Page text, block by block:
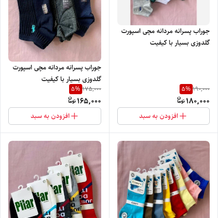
جوراب پسرانه مردانه مچی اسپورت
گلدوزی بسیار با کیفیت
190,000
5%
180,000
افزودن به سبد
جوراب پسرانه مردانه مچی اسپورت
گلدوزی بسیار با کیفیت
175,000
5%
165,000
افزودن به سبد